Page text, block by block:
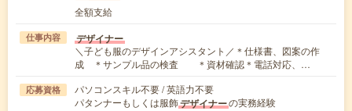
全額支給
仕事内容 デザイナー
＼子ども服のデザインアシスタント／＊仕様書、図案の作
成 ＊サンプル品の検査 ＊資材確認＊電話対応、…
応募資格
パソコンスキル不要 / 英語力不要
パタンナーもしくは服飾デザイナーの実務経験